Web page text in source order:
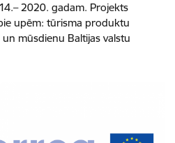
2020. gadam. Projekts
upēm: tūrisma produktu
mūsdienu Baltijas valstu